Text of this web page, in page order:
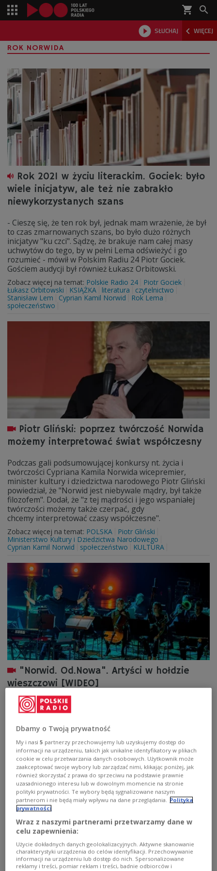
shopping_cart 
 SŁUCHAJ  WIĘCEJ

ROK NORWIDA
Rok 2021 w życiu literackim. Gociek: było
wiele inicjatyw, ale też nie zabrakło
niewykorzystanych szans
- Cieszę się, że ten rok był, jednak mam wrażenie, że był
to czas zmarnowanych szans, bo było dużo różnych
inicjatyw "ku czci". Sądzę, że brakuje nam całej masy
uchwytów do tego, by w pełni Lema odświeżyć i go
rozumieć - mówił w Polskim Radiu 24 Piotr Gociek.
Gościem audycji był również Łukasz Orbitowski.
Zobacz więcej na temat: Polskie Radio 24
Piotr Gociek
Łukasz Orbitowski
KSIĄŻKA literatura
czytelnictwo
Stanisław Lem
Cyprian Kamil Norwid
Rok Lema
społeczeństwo
Piotr Gliński: poprzez twórczość Norwida
możemy interpretować świat współczesny
Podczas gali podsumowującej konkursy nt. życia i
twórczości Cypriana Kamila Norwida wicepremier,
minister kultury i dziedzictwa narodowego Piotr Gliński
powiedział, że "Norwid jest niebywale mądry, był także
filozofem". Dodał, że "z tej mądrości i jego wspaniałej
twórczości możemy także czerpać, gdy
chcemy interpretować czasy współczesne".
Zobacz więcej na temat: POLSKA
Piotr Gliński
Ministerstwo Kultury i Dziedzictwa Narodowego
Cyprian Kamil Norwid
społeczeństwo KULTURA
"Norwid. Od.Nowa". Artyści w hołdzie
wieszczowi [WIDEO]
Znakomici artyści - m.in. Gaba Kulka, Józef Skrzek i SBB,
Kuba Stankiewicz, Renata Przemyk, Joanna Duda Trio,
oddać hołd twórczości Cypriana Kamila Norwida
w dwusetną rocznicę jego urodzin.
Zobacz więcej na temat:koncert Cyprian Kamil Norwid
Dbamy o Twoją prywatność
My i nasi5 partnerzy przechowujemy lub uzyskujemy dostęp do
informacji na urządzeniu, takich jak unikalne identyfikatory w plikach
cookie w celu przetwarzania danych osobowych. Użytkownik może
zaakceptować swoje wybory lub zarządzać nimi, klikając poniżej, jak
również skorzystać z prawa do sprzeciwu na podstawie prawnie
uzasadnionego interesu lub w dowolnym momencie na stronie
polityki prywatności. Te wybory będą sygnalizowane naszym
partnerom i nie będą miały wpływu na dane przeglądania. Polityka
prywatności
Wraz z naszymi partnerami przetwarzamy dane w
celu zapewnienia:
Użycie dokładnych danych geolokalizacyjnych. Aktywne skanowanie
charakterystyki urządzenia do celów identyfikacji. Przechowywanie
informacji na urządzeniu lub dostęp do nich. Spersonalizowane
reklamy i treści, pomiar reklam i treści, badnie odbiorców i